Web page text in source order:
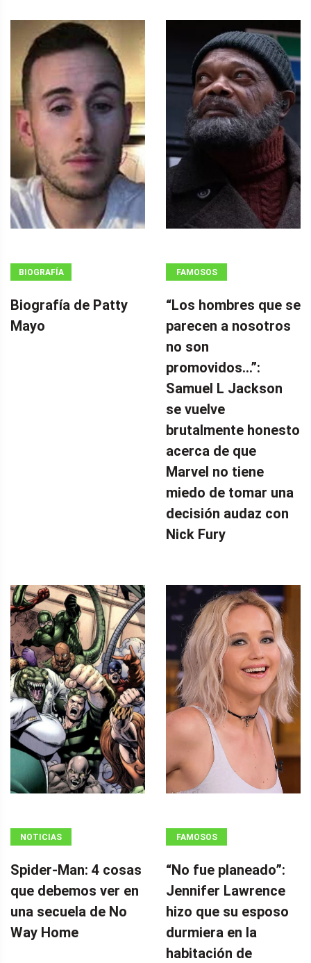
BIOGRAFÍA
Biografía de Patty
Mayo
FAMOSOS
“Los hombres que se
parecen a nosotros
no son
promovidos…”:
Samuel L Jackson
se vuelve
brutalmente honesto
acerca de que
Marvel no tiene
miedo de tomar una
decisión audaz con
Nick Fury
NOTICIAS
Spider-Man: 4 cosas
que debemos ver en
una secuela de No
Way Home
FAMOSOS
“No fue planeado”: ​​
Jennifer Lawrence
hizo que su esposo
durmiera en la
habitación de